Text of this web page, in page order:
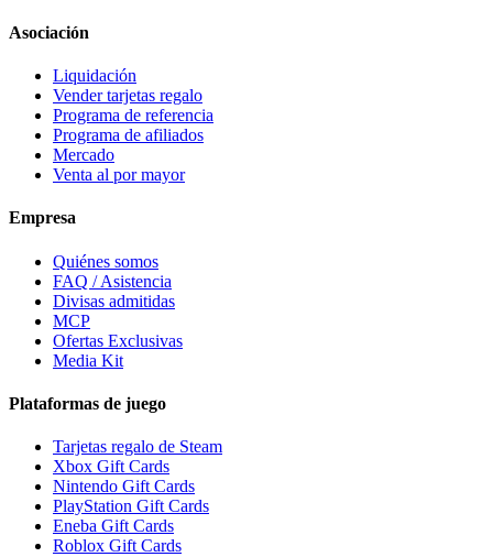
Asociación
Liquidación
Vender tarjetas regalo
Programa de referencia
Programa de afiliados
Mercado
Venta al por mayor
Empresa
Quiénes somos
FAQ / Asistencia
Divisas admitidas
MCP
Ofertas Exclusivas
Media Kit
Plataformas de juego
Tarjetas regalo de Steam
Xbox Gift Cards
Nintendo Gift Cards
PlayStation Gift Cards
Eneba Gift Cards
Roblox Gift Cards